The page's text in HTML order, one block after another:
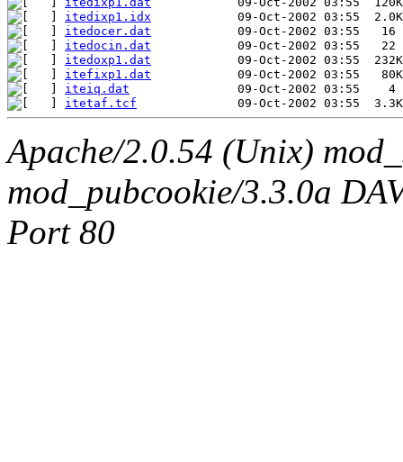
itedixp1.idx
itedocer.dat
itedocin.dat
itedoxp1.dat
itefixp1.dat
iteiq.dat
itetaf.tcf
Apache/2.0.54 (Unix)
mod_pubcookie/3.3.0a
Port 80